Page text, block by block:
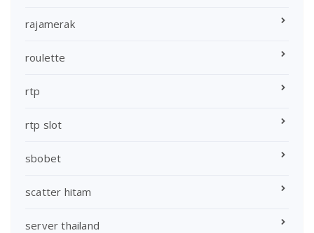
rajamerak
roulette
rtp
rtp slot
sbobet
scatter hitam
server thailand